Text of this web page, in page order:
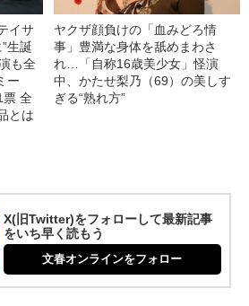
イサ
生誕
も全
ー
票 全
とは
ヤクザ顔負けの「血みどろ情
事」豊満な身体を舐めまわさ
れ…「自称16歳美少女」怪演
中、かたせ梨乃（69）の美しす
ぎる“熟れ方”
X(旧Twitter)をフォローして最新記事
をいち早く読もう
文春オンラインをフォロー